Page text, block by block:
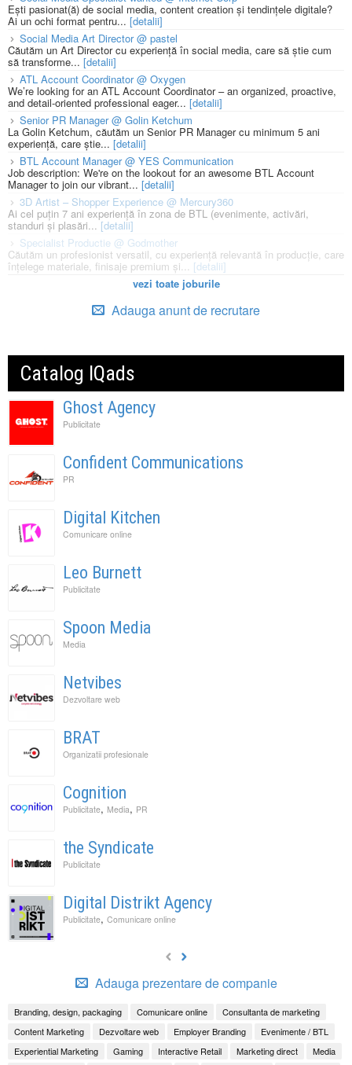
Ești pasionat(ă) de social media, content creation și tendințele digitale?
Ai un ochi format pentru... [detalii]
Social Media Art Director @ pastel
Căutăm un Art Director cu experiență în social media, care să știe cum
să transforme... [detalii]
ATL Account Coordinator @ Oxygen
We’re looking for an ATL Account Coordinator – an organized, proactive,
and detail-oriented professional eager... [detalii]
Senior PR Manager @ Golin Ketchum
La Golin Ketchum, căutăm un Senior PR Manager cu minimum 5 ani
experiență, care știe... [detalii]
BTL Account Manager @ YES Communication
Job description: We're on the lookout for an awesome BTL Account
Manager to join our vibrant... [detalii]
3D Artist – Shopper Experience @ Mercury360
Ai cel puțin 7 ani experiență în zona de BTL (evenimente, activări,
standuri și plasări... [detalii]
Specialist Productie @ Godmother
Căutăm un profesionist versatil, cu experiență relevantă în producție, care
înțelege materiale, finisaje premium și... [detalii]
vezi toate joburile
Adauga anunt de recrutare
Catalog IQads
Ghost Agency
Publicitate
Confident Communications
PR
Digital Kitchen
Comunicare online
Leo Burnett
Publicitate
Spoon Media
Media
Netvibes
Dezvoltare web
BRAT
Organizatii profesionale
Cognition
Publicitate, Media, PR
the Syndicate
Publicitate
Digital Distrikt Agency
Publicitate, Comunicare online
Adauga prezentare de companie
Branding, design, packaging Comunicare online
Consultanta de marketing
Content Marketing
Dezvoltare web Employer Branding
Evenimente / BTL
Experiential Marketing
Gaming Interactive Retail Marketing direct
Media